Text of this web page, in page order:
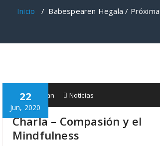
Inicio / Babespearen Hegala /
22
Jun, 2020
Babespean Noticias
Charla – Compasión y el
Mindfulness